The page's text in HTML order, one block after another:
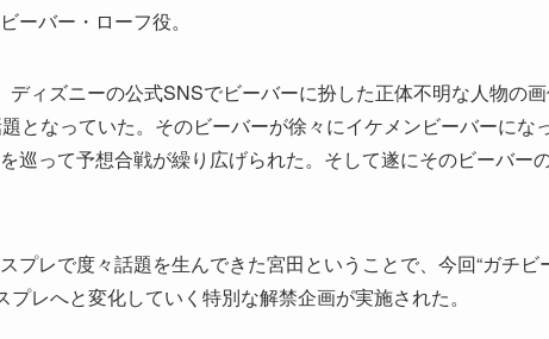
ーバー・ローフ役。
ィズニーの公式SNSでビーバーに扮した正体不明な人物の画
となっていた。そのビーバーが徐々にイケメンビーバーにな
巡って予想合戦が繰り広げられた。そして遂にそのビーバー
プレで度々話題を生んできた宮田ということで、今回“ガチビ
プレへと変化していく特別な解禁企画が実施された。